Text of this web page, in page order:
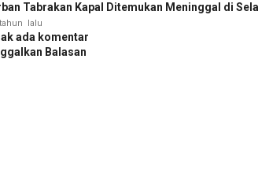
Tabrakan Kapal Ditemukan Meninggal di
lalu
ada komentar
Balasan